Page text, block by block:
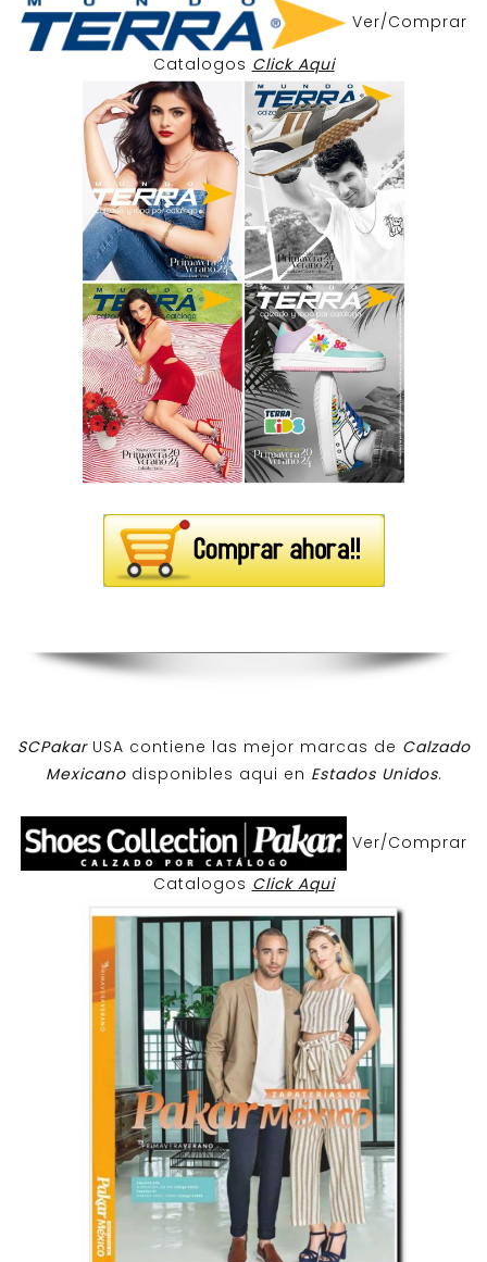
Ver/Comprar
Catalogos Click Aqui
SCPakar USA contiene las mejor marcas de Calzado
Mexicanodisponibles aqui en Estados Unidos.
Ver/Comprar
Catalogos Click Aqui